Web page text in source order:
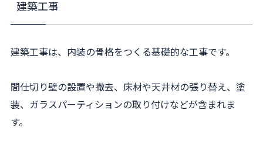
建築工事
建築工事は、内装の骨格をつくる基礎的な工事です。
間仕切り壁の設置や撤去、床材や天井材の張り替え、塗
装、ガラスパーティションの取り付けなどが含まれま
す。